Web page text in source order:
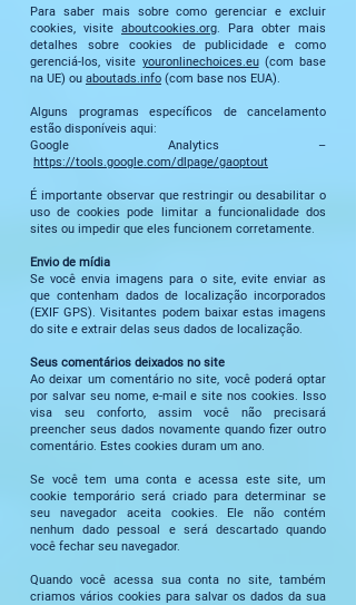
Para saber mais sobre como gerenciar e excluir
cookies, visite aboutcookies.org. Para obter mais
detalhes sobre cookies de publicidade e como
gerenciá-los, visite youronlinechoices.eu(com base
na UE) ou aboutads.info (com base nos EUA).
Alguns programas específicos de cancelamento
estão disponíveis aqui:
Google Analytics –
https://tools.google.com/dlpage/gaoptout
É importante observar que restringir ou desabilitar o
uso de cookies pode limitar a funcionalidade dos
sites ou impedir que eles funcionem corretamente.
Envio de mídia
Se você envia imagens para o site, evite enviar as
que contenham dados de localização incorporados
(EXIF GPS). Visitantes podem baixar estas imagens
do site e extrair delas seus dados de localização.
Seus comentários deixados no site
Ao deixar um comentário no site, você poderá optar
por salvar seu nome, e-mail e site nos cookies. Isso
visa seu conforto, assim você não precisará
preencher seus dados novamente quando fizer outro
comentário. Estes cookies duram um ano.
Se você tem uma conta e acessa este site, um
cookie temporário será criado para determinar se
seu navegador aceita cookies. Ele não contém
nenhum dado pessoal e será descartado quando
você fechar seu navegador.
Quando você acessa sua conta no site, também
criamos vários cookies para salvar os dados da sua